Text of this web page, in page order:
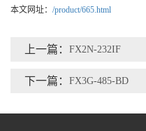
本文网址： /product/665.html
上一篇： FX2N-232IF
下一篇： FX3G-485-BD